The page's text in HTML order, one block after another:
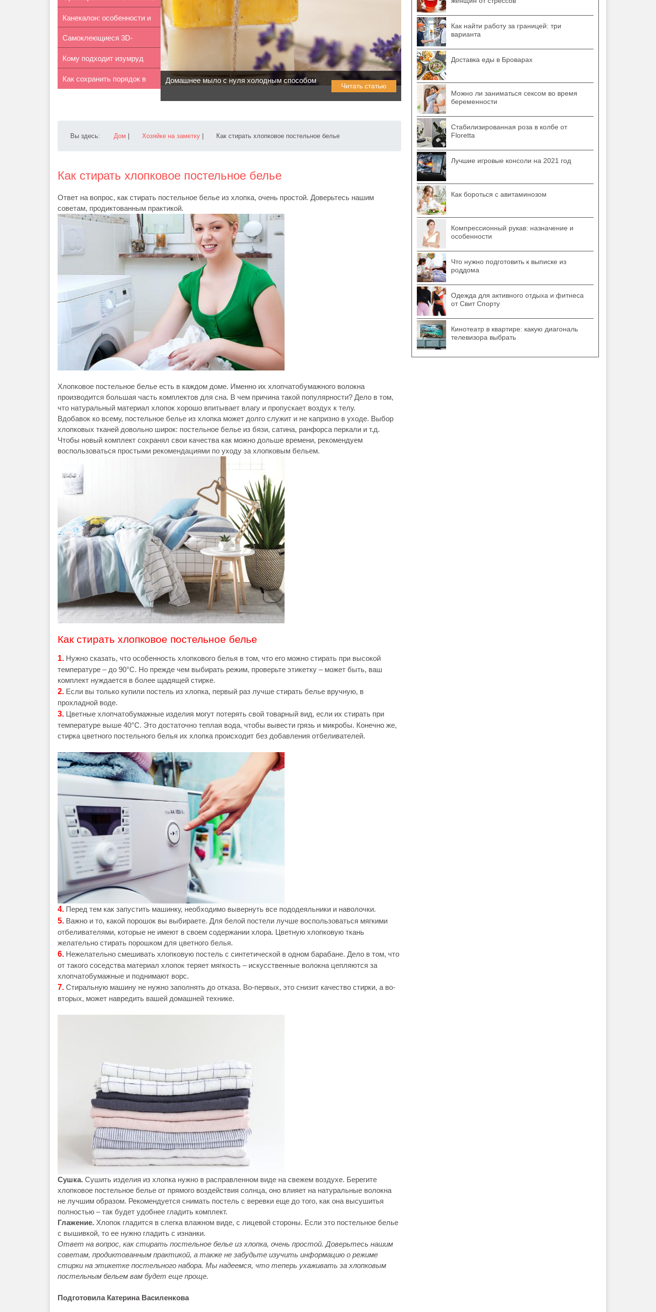
офтал...
Канекалон: особенности и
преиму...
Самоклеющиеся 3D-
панели: особен...
Кому подходит изумруд
Как сохранить порядок в Домашнее мыло с нуля холодным способом
Читать статью
Вы здесь: Дом Хозяйке на заметку Как стирать хлопковое постельное белье
Как стирать хлопковое постельное белье
Ответ на вопрос, как стирать постельное белье из хлопка, очень простой. Доверьтесь нашим
советам, продиктованным практикой.
Хлопковое постельное белье есть в каждом доме. Именно их хлопчатобумажного волокна
производится большая часть комплектов для сна. В чем причина такой популярности? Дело в том,
что натуральный материал хлопок хорошо впитывает влагу и пропускает воздух к телу.
Вдобавок ко всему, постельное белье из хлопка может долго служит и не капризно в уходе. Выбор
хлопковых тканей довольно широк: постельное белье из бязи, сатина, ранфорса перкали и т.д.
Чтобы новый комплект сохранял свои качества как можно дольше времени, рекомендуем
воспользоваться простыми рекомендациями по уходу за хлопковым бельем.
Как стирать хлопковое постельное белье
1. Нужно сказать, что особенность хлопкового белья в том, что его можно стирать при высокой
температуре – до 90°С. Но прежде чем выбирать режим, проверьте этикетку – может быть, ваш
комплект нуждается в более щадящей стирке.
2. Если вы только купили постель из хлопка, первый раз лучше стирать белье вручную, в
прохладной воде.
3. Цветные хлопчатобумажные изделия могут потерять свой товарный вид, если их стирать при
температуре выше 40°С. Это достаточно теплая вода, чтобы вывести грязь и микробы. Конечно же,
стирка цветного постельного белья их хлопка происходит без добавления отбеливателей.
4. Перед тем как запустить машинку, необходимо вывернуть все пододеяльники и наволочки.
5. Важно и то, какой порошок вы выбираете. Для белой постели лучше воспользоваться мягкими
отбеливателями, которые не имеют в своем содержании хлора. Цветную хлопковую ткань
желательно стирать порошком для цветного белья.
6. Нежелательно смешивать хлопковую постель с синтетической в одном барабане. Дело в том, что
от такого соседства материал хлопок теряет мягкость – искусственные волокна цепляются за
хлопчатобумажные и поднимают ворс.
7. Стиральную машину не нужно заполнять до отказа. Во-первых, это снизит качество стирки, а во-
вторых, может навредить вашей домашней технике.
Сушка. Сушить изделия из хлопка нужно в расправленном виде на свежем воздухе. Берегите
хлопковое постельное белье от прямого воздействия солнца, оно влияет на натуральные волокна
не лучшим образом. Рекомендуется снимать постель с веревки еще до того, как она высушитья
полностью – так будет удобнее гладить комплект.
Глажение. Хлопок гладится в слегка влажном виде, с лицевой стороны. Если это постельное белье
с вышивкой, то ее нужно гладить с изнанки.
Ответ на вопрос, как стирать постельное белье из хлопка, очень простой. Доверьтесь нашим
советам, продиктованным практикой, а также не забудьте изучить информацию о режиме
стирки на этикетке постельного набора. Мы надеемся, что теперь ухаживать за хлопковым
постельным бельем вам будет еще проще.
Подготовила Катерина Василенкова
Как найти работу за границей: три
варианта
Доставка еды в Броварах
Можно ли заниматься сексом во время
беременности
Стабилизированная роза в колбе от
Floretta
Лучшие игровые консоли на 2021 год
Как бороться с авитаминозом
Компрессионный рукав: назначение и
особенности
Что нужно подготовить к выписке из
роддома
Одежда для активного отдыха и фитнеса
от Свит Спорту
Кинотеатр в квартире: какую диагональ
телевизора выбрать